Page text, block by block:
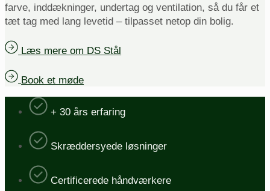
farve, inddækninger, undertag og ventilation, så du får et
tæt tag med lang levetid – tilpasset netop din bolig.
Læs mere om DS Stål
Book et møde
+ 30 års erfaring
Skræddersyede løsninger
Certificerede håndværkere